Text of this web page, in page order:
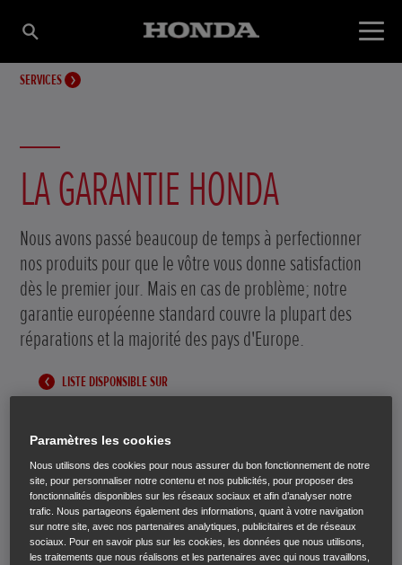
SERVICES
LA GARANTIE HONDA
Nous avons passé beaucoup de temps à perfectionner
nos produits pour que le vôtre vous donne satisfaction
dès le premier jour. Mais en cas de problème; notre
garantie européenne standard couvre la plupart des
réparations et la majorité des pays d'Europe.
LISTE DISPONSIBLE SUR
CARNET DE GARANTIE
PDF (1.81 MB)
Paramètres les cookies
Nous utilisons des cookies pour nous assurer du bon fonctionnement de notre
site, pour personnaliser notre contenu et nos publicités, pour proposer des
fonctionnalités disponibles sur les réseaux sociaux et afin d’analyser notre
trafic. Nous partageons également des informations, quant à votre navigation
sur notre site, avec nos partenaires analytiques, publicitaires et de réseaux
sociaux. Pour en savoir plus sur les cookies, les données que nous utilisons,
les traitements que nous réalisons et les partenaires avec qui nous travaillons,